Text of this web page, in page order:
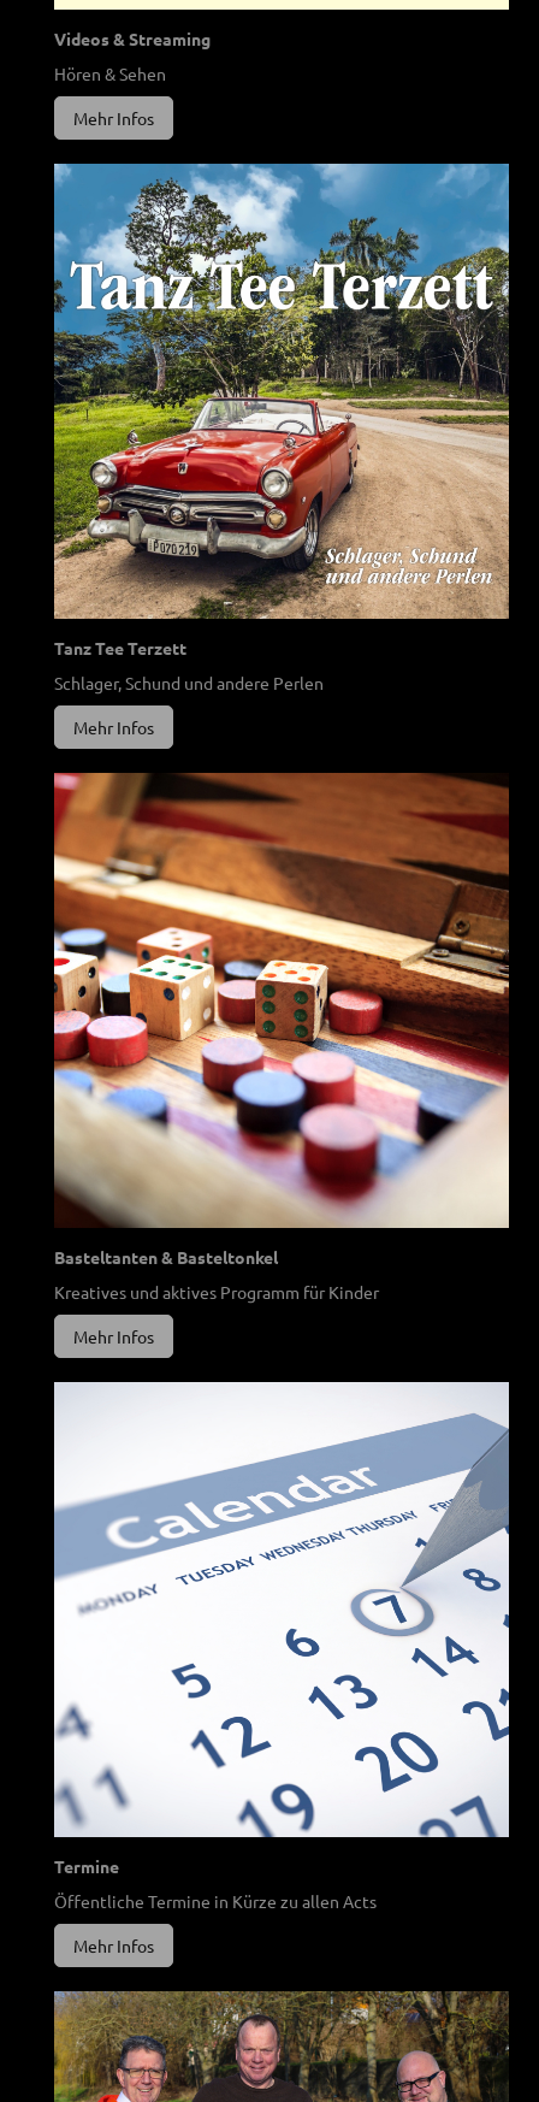
Videos & Streaming
Hören & Sehen
Mehr Infos
Tanz Tee Terzett
Schlager, Schund und andere Perlen
Mehr Infos
Basteltanten & Basteltonkel
Kreatives und aktives Programm für Kinder
Mehr Infos
Termine
Öffentliche Termine in Kürze zu allen Acts
Mehr Infos